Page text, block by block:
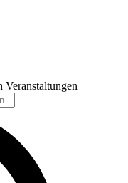
Veranstaltungen